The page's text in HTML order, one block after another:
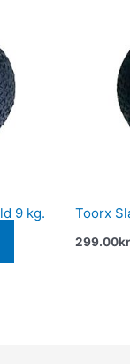
9 kg. Toorx
299.00